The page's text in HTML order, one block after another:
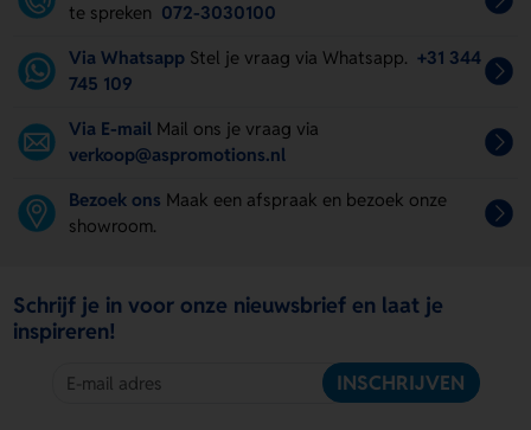
te spreken 072-3030100
Via Whatsapp Stel je vraag via Whatsapp. +31 344
745 109
Via E-mail Mail ons je vraag via
verkoop@aspromotions.nl
Bezoek ons Maak een afspraak en bezoek onze
showroom.
Schrijf je in voor onze nieuwsbrief en laat je
inspireren!
INSCHRIJVEN